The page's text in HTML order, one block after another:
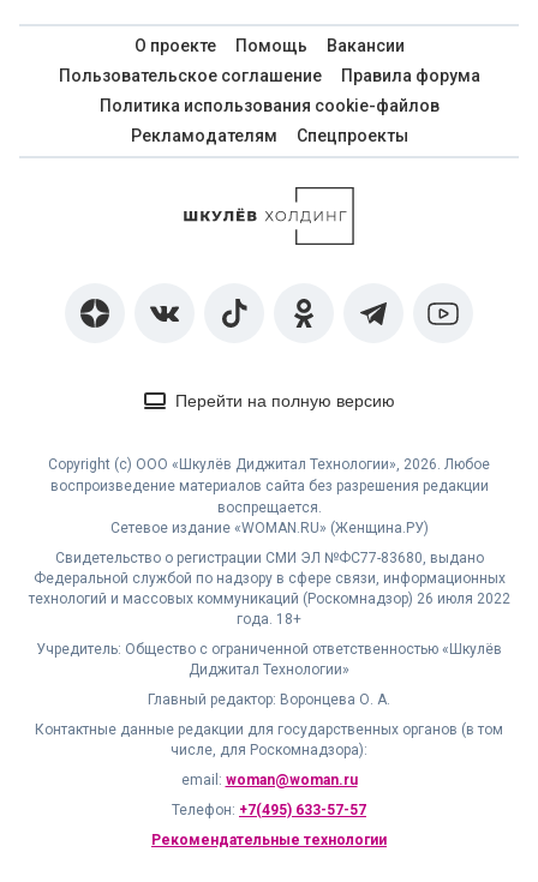
О проекте Помощь
Вакансии
Пользовательское соглашение
Правила форума
Политика использования cookie-файлов
Рекламодателям
Спецпроекты
Перейти на полную версию
Copyright (с) ООО «Шкулёв Диджитал Технологии», 2026. Любое
воспроизведение материалов сайта без разрешения редакции
воспрещается.
Сетевое издание «WOMAN.RU» (Женщина.РУ)
Свидетельство о регистрации СМИ ЭЛ №ФС77-83680, выдано
Федеральной службой по надзору в сфере связи, информационных
технологий и массовых коммуникаций (Роскомнадзор) 26 июля 2022
года. 18+
Учредитель: Общество с ограниченной ответственностью «Шкулёв
Диджитал Технологии»
Главный редактор: Воронцева О. А.
Контактные данные редакции для государственных органов (в том
числе, для Роскомнадзора):
email: woman@woman.ru
Телефон: +7(495) 633-57-57
Рекомендательные технологии